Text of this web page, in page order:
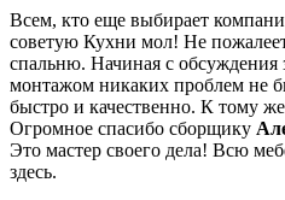
Всем, кто еще выбирает
советую Кухни мол! Не
спальню. Начиная с обсуждения
монтажом никаких проблем не
быстро и качественно. К тому
Огромное спасибо сборщику
Это мастер своего дела! Всю
здесь.